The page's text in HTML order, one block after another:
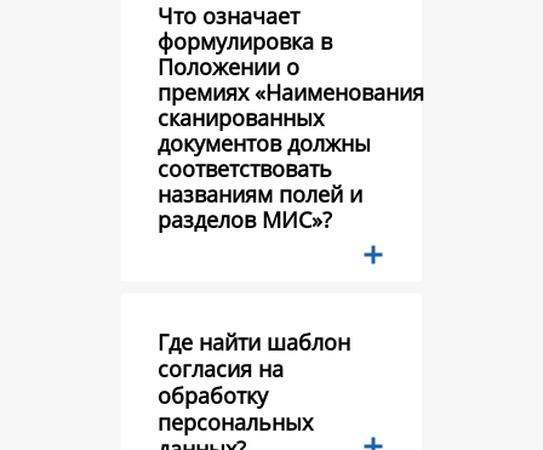
Что означает
формулировка в
Положении о
премиях «Наименования
сканированных
документов должны
соответствовать
названиям полей и
разделов МИС»?
Где найти шаблон
согласия на
обработку
персональных